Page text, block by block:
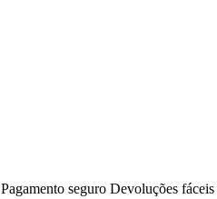
Pagamento seguro Devoluções fáceis